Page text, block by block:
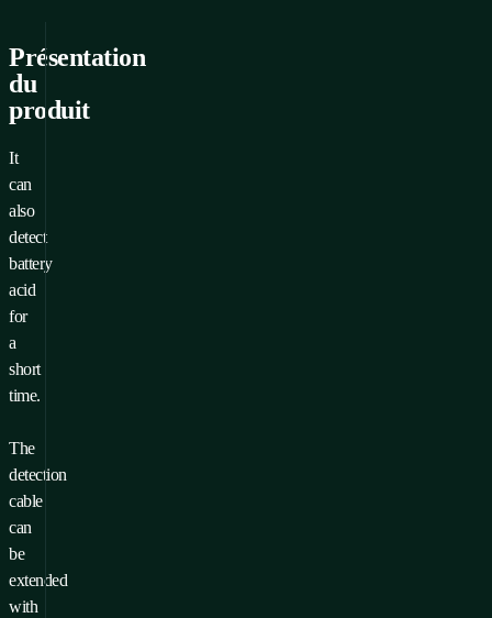
Présentation
du
produit
It
can
also
detect
battery
acid
for
a
short
time.
The
detection
cable
can
be
extended
with